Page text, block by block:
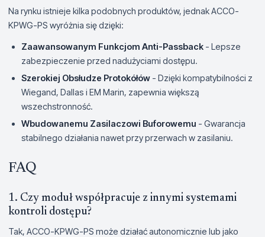
Na rynku istnieje kilka podobnych produktów, jednak ACCO-
KPWG-PS wyróżnia się dzięki:
Zaawansowanym Funkcjom Anti-Passback - Lepsze
zabezpieczenie przed nadużyciami dostępu.
Szerokiej Obsłudze Protokółów - Dzięki kompatybilności z
Wiegand, Dallas i EM Marin, zapewnia większą
wszechstronność.
Wbudowanemu Zasilaczowi Buforowemu - Gwarancja
stabilnego działania nawet przy przerwach w zasilaniu.
FAQ
1. Czy moduł współpracuje z innymi systemami
kontroli dostępu?
Tak, ACCO-KPWG-PS może działać autonomicznie lub jako